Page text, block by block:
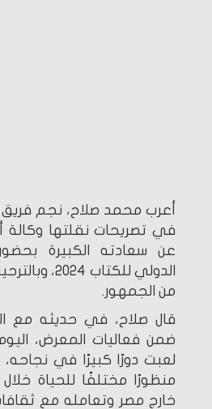
أعرب محمد صلاح، نجم فريق
في تصريحات نقلتها وكالة
عن سعادته الكبيرة
الدولي للكتاب
من الجمهور.
قال صلاح، في حديثه مع
ضمن فعاليات المعرض،
لعبت دورًا كبيرًا في
منظورًا مختلفًا للحياة خلال
خارج مصر وتعامله مع